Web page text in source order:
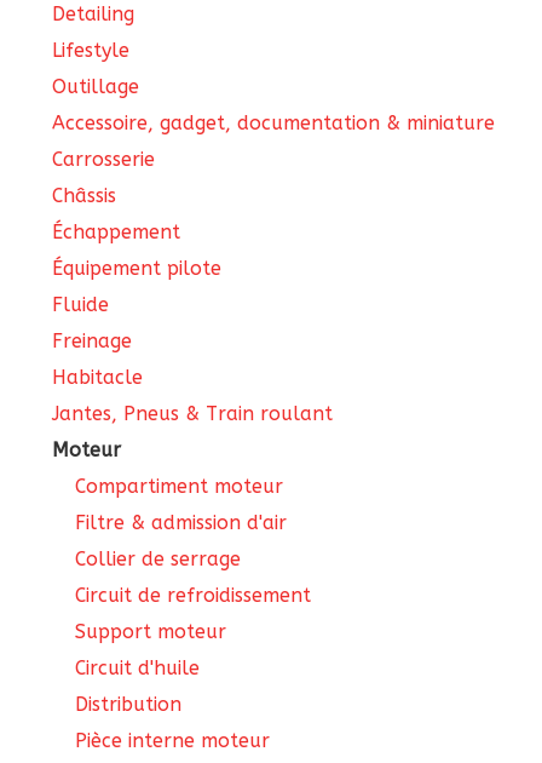
Detailing
Lifestyle
Outillage
Accessoire, gadget, documentation & miniature
Carrosserie
Châssis
Échappement
Équipement pilote
Fluide
Freinage
Habitacle
Jantes, Pneus & Train roulant
Moteur
Compartiment moteur
Filtre & admission d'air
Collier de serrage
Circuit de refroidissement
Support moteur
Circuit d'huile
Distribution
Pièce interne moteur